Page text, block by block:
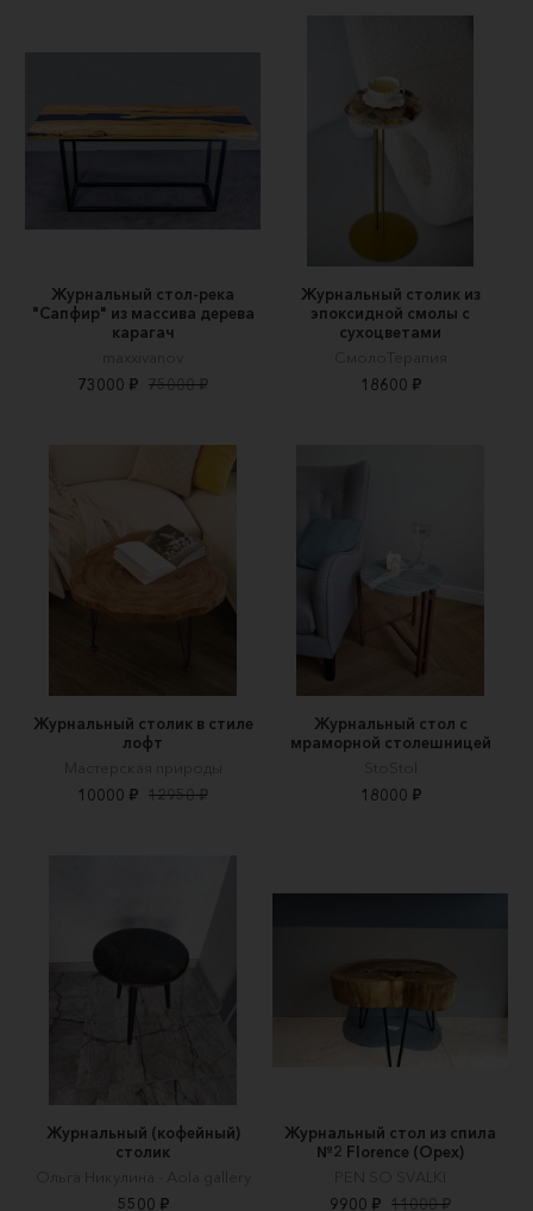
Журнальный стол-река
"Сапфир" из массива дерева
карагач
maxxivanov
73000 ₽ 75000 ₽
Журнальный столик из
эпоксидной смолы с
сухоцветами
СмолоТерапия
18600 ₽
Журнальный столик в стиле
лофт
Мастерская природы
10000 ₽ 12950 ₽
Журнальный стол с
мраморной столешницей
StoStol
18000 ₽
Журнальный (кофейный)
столик
Ольга Никулина - Aola gallery
5500 ₽
Журнальный стол из спила
№2 Florence (Орех)
PEN SO SVALKI
9900 ₽ 11000 ₽